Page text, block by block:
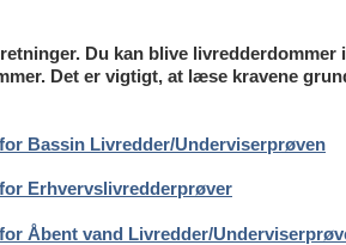
Du kan blive livredderdommer
Det er vigtigt, at læse kravene
Bassin Livredder/Underviserprøven
Erhvervslivredderprøver
Åbent vand Livredder/